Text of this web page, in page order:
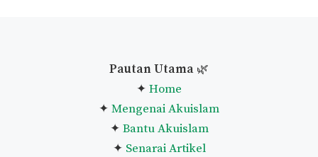
Pautan Utama 🌿
✦ Home
✦ Mengenai Akuislam
✦ Bantu Akuislam
✦ Senarai Artikel